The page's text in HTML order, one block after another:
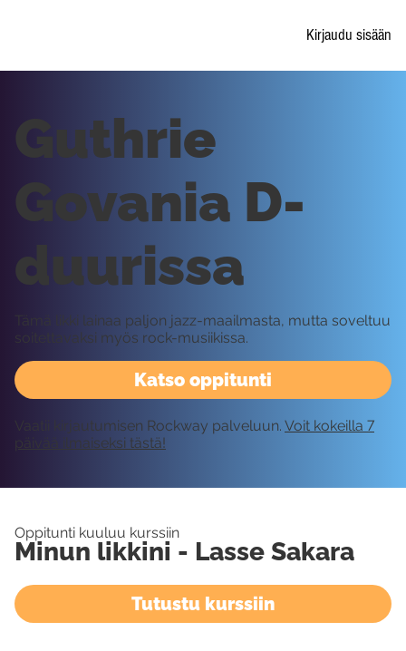
Kirjaudu sisään
Katso oppitunti
Guthrie
Govania D-
duurissa
Tämä likki lainaa paljon jazz-maailmasta, mutta soveltuu
soitettavaksi myös rock-musiikissa.
Vaatii kirjautumisen Rockway palveluun. Voit kokeilla 7
päivää ilmaiseksi tästä!
Oppitunti kuuluu kurssiin
Minun likkini - Lasse Sakara
Tutustu kurssiin